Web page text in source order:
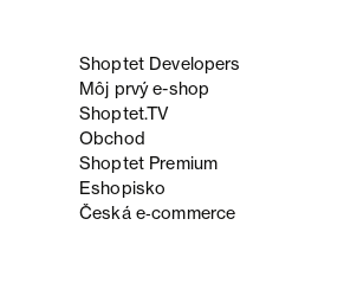
Shoptet Developers
Môj prvý e-shop
Shoptet.TV
Obchod
Shoptet Premium
Eshopisko
Česká e‑commerce